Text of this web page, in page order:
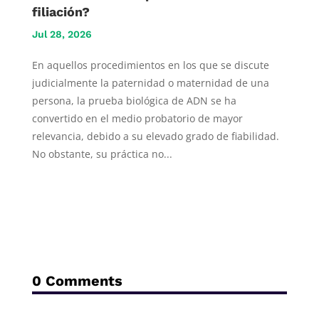
filiación?
Jul 28, 2026
En aquellos procedimientos en los que se discute
judicialmente la paternidad o maternidad de una
persona, la prueba biológica de ADN se ha
convertido en el medio probatorio de mayor
relevancia, debido a su elevado grado de fiabilidad.
No obstante, su práctica no...
0 Comments